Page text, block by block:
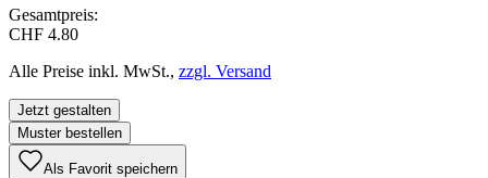
Gesamtpreis:
CHF 4.80
Alle Preise inkl. MwSt., zzgl. Versand
Jetzt gestalten
Muster bestellen
Als Favorit speichern